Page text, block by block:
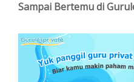
Sampai Bertemu di